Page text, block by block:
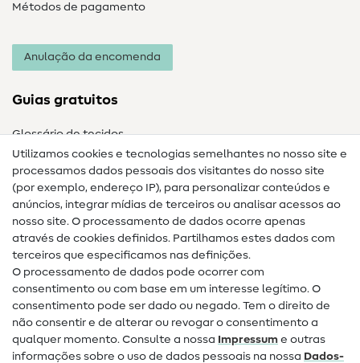
Métodos de pagamento
Anulação da encomenda
Guias gratuitos
Glossário de tecidos
Guias de costura
Ajuda e contacto
Contacto
Mudança de proprietário
Perguntas frequentes (FAQ)
Direito de cancelamento
Utilizamos cookies e tecnologias semelhantes no nosso site e
processamos dados pessoais dos visitantes do nosso site
(por exemplo, endereço IP), para personalizar conteúdos e
anúncios, integrar mídias de terceiros ou analisar acessos ao
nosso site. O processamento de dados ocorre apenas
através de cookies definidos. Partilhamos estes dados com
terceiros que especificamos nas definições.
O processamento de dados pode ocorrer com
consentimento ou com base em um interesse legítimo. O
consentimento pode ser dado ou negado. Tem o direito de
não consentir e de alterar ou revogar o consentimento a
qualquer momento. Consulte a nossa Impressum e outras
informações sobre o uso de dados pessoais na nossa Dados­